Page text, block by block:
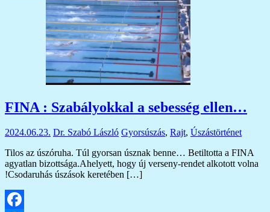
meg
FINA : Szabályokkal a sebesség ellen…
2024.06.23. Dr. Szabó László Gyorsúszás, Rajt, Úszástörténet
Tilos az úszóruha. Túl gyorsan úsznak benne… Betiltotta a FINA
agyatlan bizottsága.Ahelyett, hogy új verseny-rendet alkotott volna
!Csodaruhás úszások keretében […]